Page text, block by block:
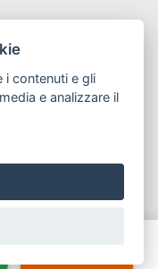
i contenuti e gli
e analizzare il
Roma, P.IVA: IT
n° 12489131008